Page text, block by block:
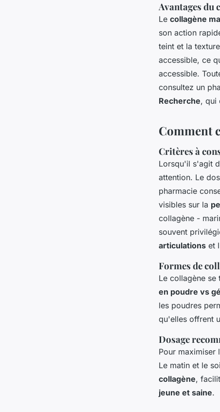
Avantages du
Le collagène
son action
teint et la
accessible, ce
accessible.
consultez un
Recherche, qui
Comment
Critères à
Lorsqu'il s'agit
attention. Le
pharmacie
visibles sur la
collagène -
souvent
articulations et
Formes de
Le collagène se
en poudre vs
les poudres
qu'elles offrent
Dosage
Pour maximiser
Le matin et le
collagène,
jeune et saine.